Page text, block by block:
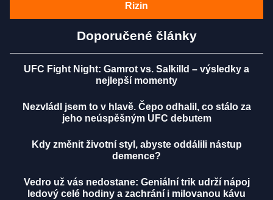
Rizin
Doporučené články
UFC Fight Night: Gamrot vs. Salkilld – výsledky a
nejlepší momenty
Nezvládl jsem to v hlavě. Čepo odhalil, co stálo za
jeho neúspěšným UFC debutem
Kdy změnit životní styl, abyste oddálili nástup
demence?
Vedro už vás nedostane: Geniální trik udrží nápoj
ledový celé hodiny a zachrání i milovanou kávu